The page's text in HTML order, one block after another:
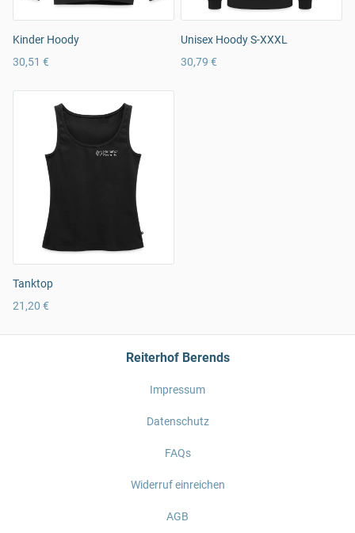
Kinder Hoody
30,51 €
Unisex Hoody S-XXXL
30,79 €
Tanktop
21,20 €
Reiterhof Berends
Impressum
Datenschutz
FAQs
Widerruf einreichen
AGB